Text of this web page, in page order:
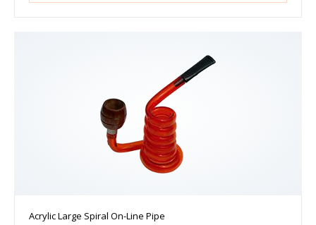
Acrylic Large Spiral On-Line Pipe